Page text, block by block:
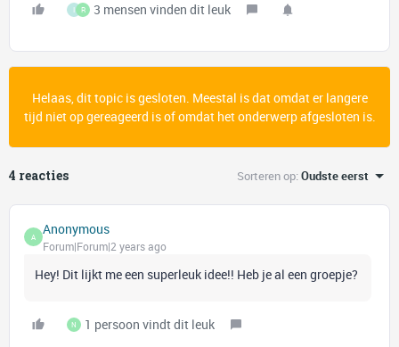
I R 3 mensen vinden dit leuk
Helaas, dit topic is gesloten. Meestal is dat omdat er langere
tijd niet op gereageerd is of omdat het onderwerp afgesloten is.
4 reacties Sorteren op:Oudste eerst
A Anonymous
Forum|Forum|2 years ago
Hey! Dit lijkt me een superleuk idee!! Heb je al een groepje?
N 1 persoon vindt dit leuk